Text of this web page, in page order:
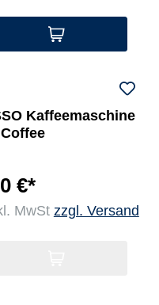
Kaffeemaschine
€*
MwSt zzgl. Versand